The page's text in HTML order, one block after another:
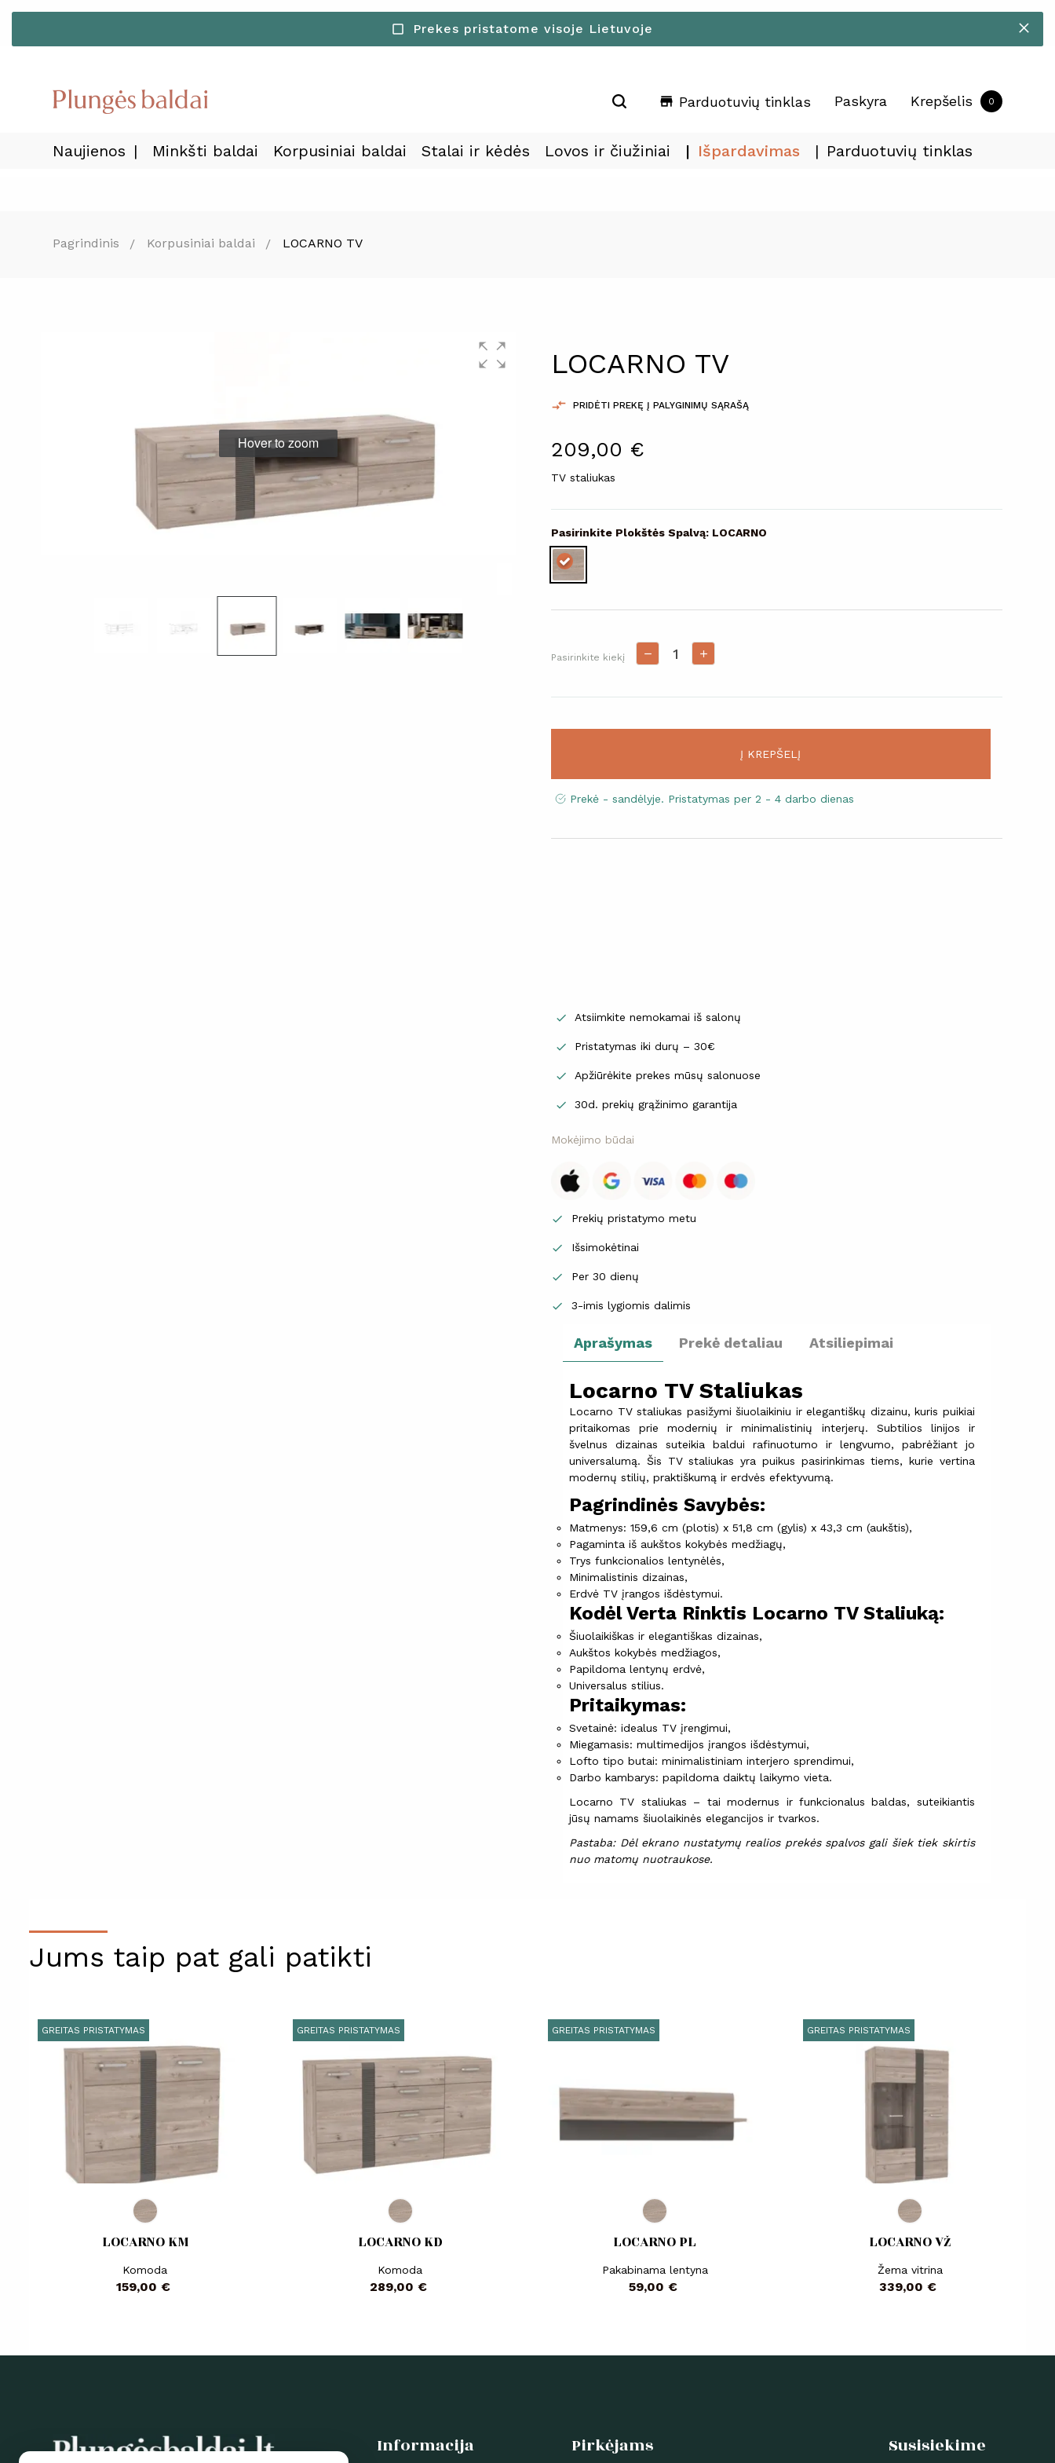
check_box_outline_blank Prekes pristatome visoje Lietuvoje
30-ies dienų pinigu grąžinimo garantija
store Parduotuvių tinklas Paskyra Krepšelis 0
Naujienos Minkšti baldai Korpusiniai baldai Stalai ir kėdės Lovos ir čiužiniai Išpardavimas Parduotuvių tinklas
Pagrindinis Korpusiniai baldai LOCARNO TV
Hover to zoom
LOCARNO TV
 PRIDĖTI PREKĘ Į PALYGINIMŲ SĄRAŠĄ
209,00 €
TV staliukas
Pasirinkite Plokštės Spalvą: LOCARNO
Pasirinkite kiekį
Į KREPŠELĮ
Prekė - sandėlyje. Pristatymas per 2 - 4 darbo dienas
 Atsiimkite nemokamai iš salonų
 Pristatymas iki durų – 30€
 Apžiūrėkite prekes mūsų salonuose
 30d. prekių grąžinimo garantija
Mokėjimo būdai
 Prekių pristatymo metu
 Išsimokėtinai
 Per 30 dienų
 3-imis lygiomis dalimis
Aprašymas Prekė detaliau Atsiliepimai
Locarno TV Staliukas
Locarno TV staliukas pasižymi šiuolaikiniu ir elegantiškų dizainu, kuris puikiai
pritaikomas prie modernių ir minimalistinių interjerų. Subtilios linijos ir
švelnus dizainas suteikia baldui rafinuotumo ir lengvumo, pabrėžiant jo
universalumą. Šis TV staliukas yra puikus pasirinkimas tiems, kurie vertina
modernų stilių, praktiškumą ir erdvės efektyvumą.
Pagrindinės Savybės:
Matmenys: 159,6 cm (plotis) x 51,8 cm (gylis) x 43,3 cm (aukštis),
Pagaminta iš aukštos kokybės medžiagų,
Trys funkcionalios lentynėlės,
Minimalistinis dizainas,
Erdvė TV įrangos išdėstymui.
Kodėl Verta Rinktis Locarno TV Staliuką:
Šiuolaikiškas ir elegantiškas dizainas,
Aukštos kokybės medžiagos,
Papildoma lentynų erdvė,
Universalus stilius.
Pritaikymas:
Svetainė: idealus TV įrengimui,
Miegamasis: multimedijos įrangos išdėstymui,
Lofto tipo butai: minimalistiniam interjero sprendimui,
Darbo kambarys: papildoma daiktų laikymo vieta.
Locarno TV staliukas – tai modernus ir funkcionalus baldas, suteikiantis
jūsų namams šiuolaikinės elegancijos ir tvarkos.
Pastaba: Dėl ekrano nustatymų realios prekės spalvos gali šiek tiek skirtis
nuo matomų nuotraukose.
Jums taip pat gali patikti
GREITAS PRISTATYMAS
LOCARNO KM
Komoda
Kaina
159,00 €
GREITAS PRISTATYMAS
LOCARNO KD
Komoda
Kaina
289,00 €
GREITAS PRISTATYMAS
LOCARNO PL
Pakabinama lentyna
Kaina
59,00 €
GREITAS PRISTATYMAS
LOCARNO VŽ
Žema vitrina
Kaina
339,00 €
Informacija Pirkėjams Susisiekime